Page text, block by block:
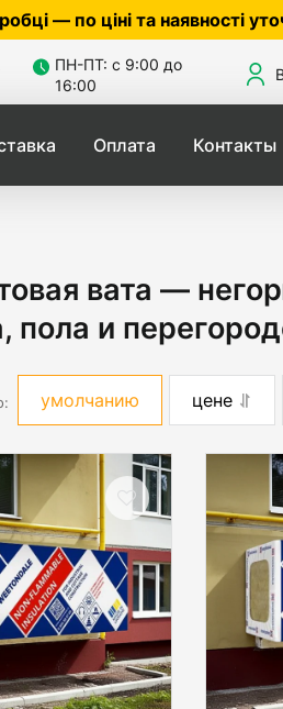
уточнюйте у менеджера ☎
ПН-ПТ: с 9:00 до
16:00
Оплата Контакты
вата —
пола и
умолчанию цене